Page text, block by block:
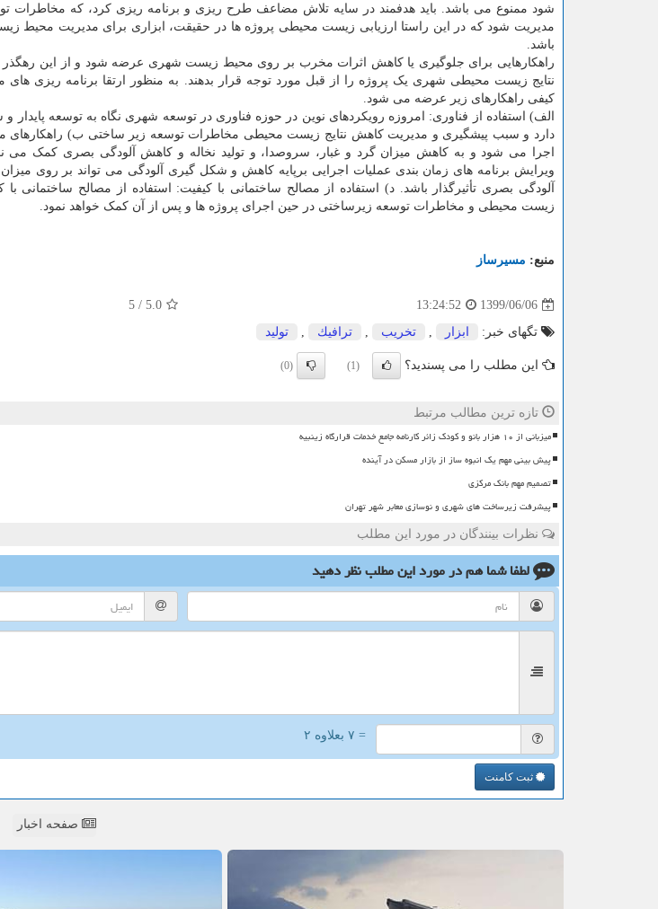
شود ممنوع می باشد. باید هدفمند در سایه تلاش مضاعف طرح ریزی و برنامه ریزی کرد، که مخاطرات
مدیریت شود که در این راستا ارزیابی زیست محیطی پروژه ها در حقیقت، ابزاری برای مدیریت محیط
باشد.
راهکارهایی برای جلوگیری یا کاهش اثرات مخرب بر روی محیط زیست شهری عرضه شود و از این رهگذر
نتایج زیست محیطی شهری یک پروژه را از قبل مورد توجه قرار بدهند. به منظور ارتقا برنامه ریزی
کیفی راهکارهای زیر عرضه می شود.
الف) استفاده از فناوری: امروزه رویکردهای نوین در حوزه فناوری در توسعه شهری نگاه به توسعه
دارد و سبب پیشگیری و مدیریت کاهش نتایج زیست محیطی مخاطرات توسعه زیر ساختی ب) راهکارهای
اجرا می شود و به کاهش میزان گرد و غبار، سروصدا، و تولید نخاله و کاهش آلودگی بصری کمک می
ویرایش برنامه های زمان بندی عملیات اجرایی برپایه کاهش و شکل گیری آلودگی می تواند بر روی میزان
آلودگی بصری تأثیرگذار باشد. د) استفاده از مصالح ساختمانی با کیفیت: استفاده از مصالح ساختمانی
زیست محیطی و مخاطرات توسعه زیرساختی در حین اجرای پروژه ها و پس از آن کمک خواهد نمود.
منبع: مسیرساز
1399/06/06
13:24:52
5.0
/
5
تگهای خبر: ابزار , تخریب , ترافیك , تولید
این مطلب را می پسندید؟ (1)
(0)
تازه ترین مطالب مرتبط
میزبانی از ۱۰ هزار بانو و کودک زائر کارنامه جامع خدمات قرارگاه زینبیه
پیش بینی مهم یک انبوه ساز از بازار مسکن در آینده
تصمیم مهم بانک مرکزی
پیشرفت زیرساخت های شهری و نوسازی معابر شهر تهران
نظرات بینندگان در مورد این مطلب
لطفا شما همدر مورد این مطلبنظر دهید
= ۷ بعلاوه ۲
ثبت کامنت
صفحه اخبار